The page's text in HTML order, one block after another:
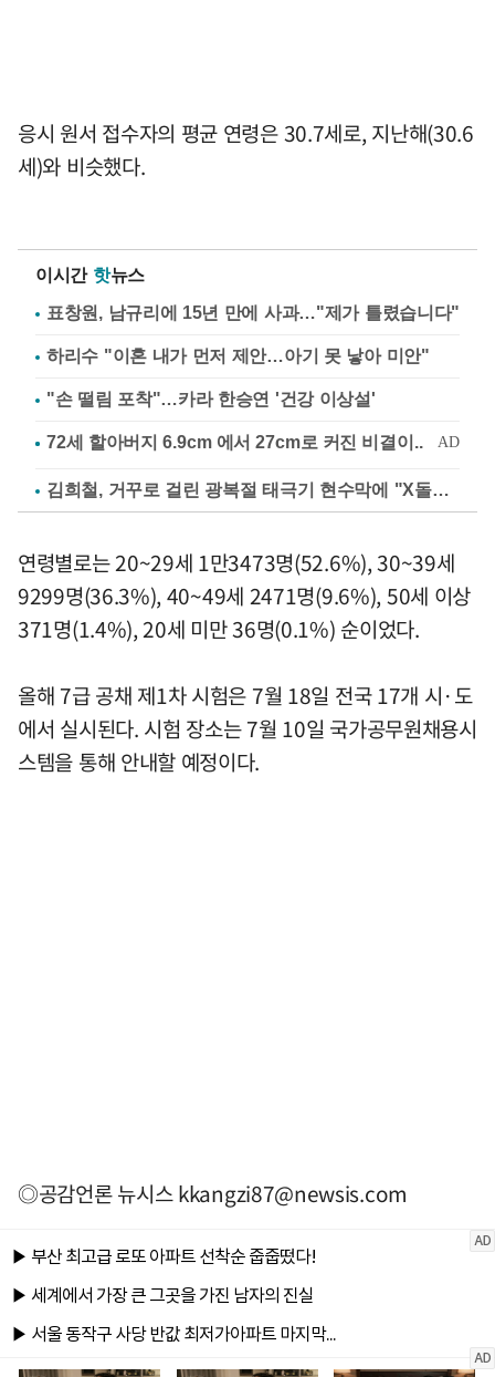
응시 원서 접수자의 평균 연령은 30.7세로, 지난해(30.6
세)와 비슷했다.
이시간 핫뉴스
표창원, 남규리에 15년 만에 사과…"제가 틀렸습니다"
하리수 "이혼 내가 먼저 제안…아기 못 낳아 미안"
"손 떨림 포착"…카라 한승연 '건강 이상설'
김희철, 거꾸로 걸린 광복절 태극기 현수막에 "X돌았네"
연령별로는 20~29세 1만3473명(52.6%), 30~39세
9299명(36.3%), 40~49세 2471명(9.6%), 50세 이상
371명(1.4%), 20세 미만 36명(0.1%) 순이었다.
올해 7급 공채 제1차 시험은 7월 18일 전국 17개 시·도
에서 실시된다. 시험 장소는 7월 10일 국가공무원채용시
스템을 통해 안내할 예정이다.
◎공감언론 뉴시스kkangzi87@newsis.com